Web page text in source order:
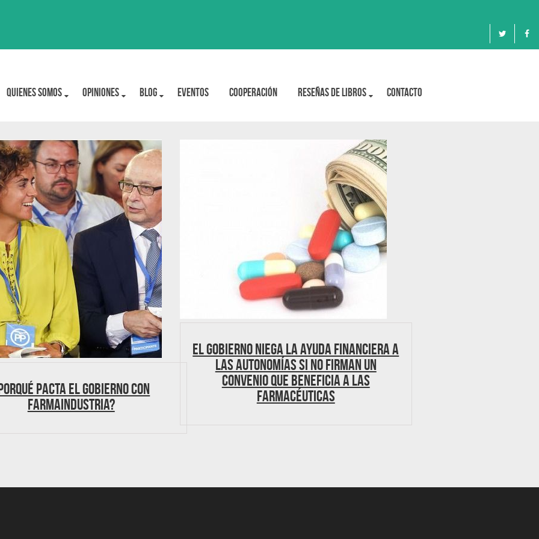
Quienes Somos OPINIONES BLOG Eventos Cooperación Reseñas de libros Contacto
pacta el Gobierno con
Farmaindustria?
El Gobierno niega la ayuda financiera a
las autonomías si no firman un
convenio que beneficia a las
farmacéuticas